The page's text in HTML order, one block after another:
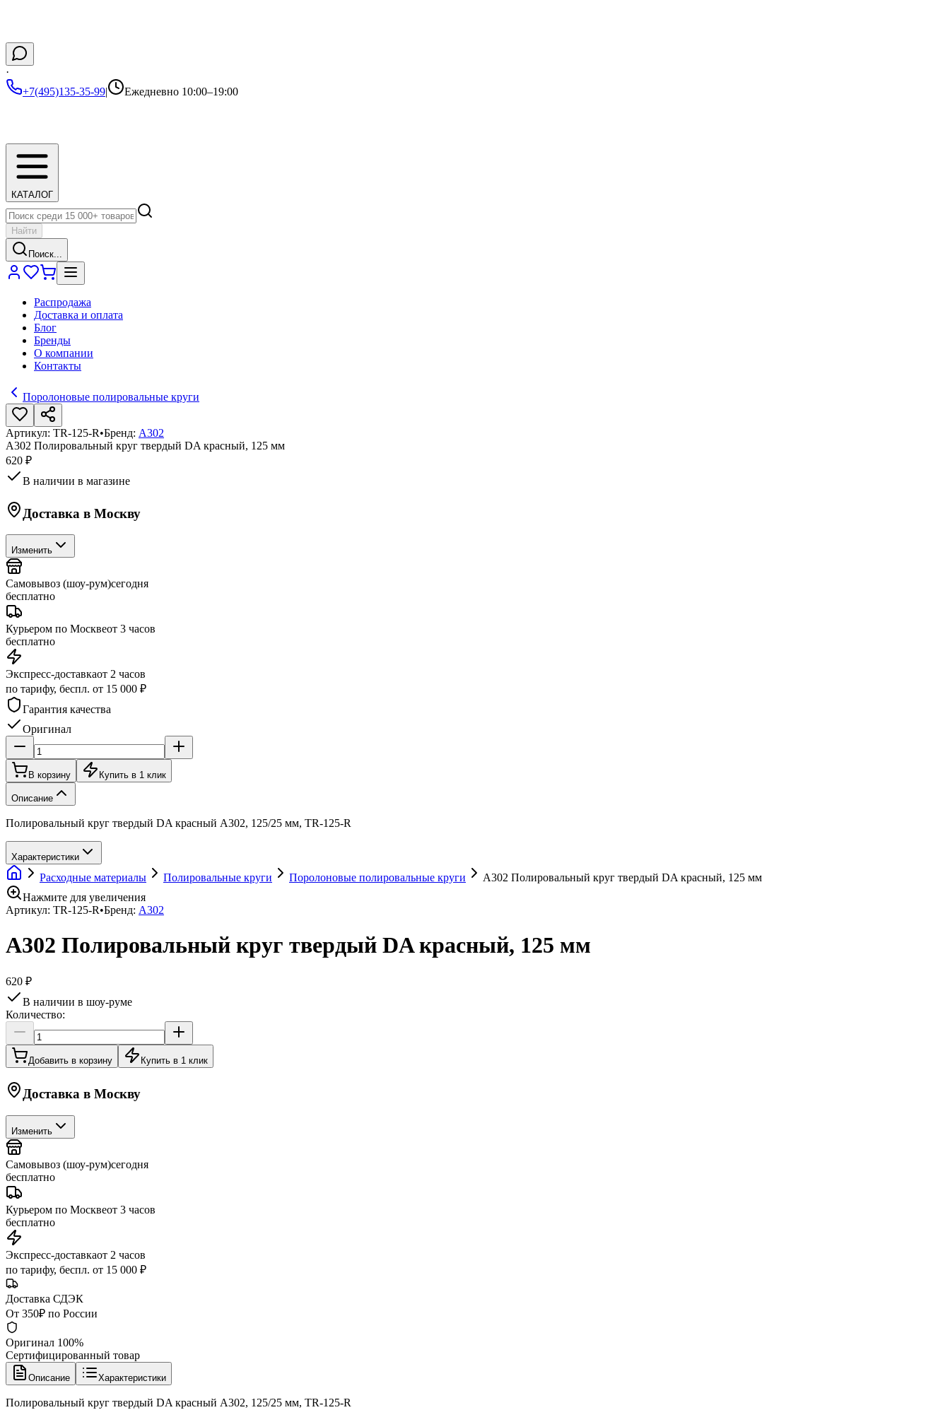
·
+7(495)135-35-99| Ежедневно 10:00–19:00
КАТАЛОГ
Найти
Поиск...
Распродажа
Доставка и оплата
Блог
Бренды
О компании
Контакты
Поролоновые полировальные круги
Артикул: TR-125-R•Бренд: A302
A302 Полировальный круг твердый DA красный, 125 мм
620 ₽
В наличии в магазине
Доставка в Москву
Изменить
Самовывоз (шоу-рум)сегодня
бесплатно
Курьером по Москвеот 3 часов
бесплатно
Экспресс-доставкаот 2 часов
по тарифу, беспл. от 15 000 ₽
Гарантия качества
Оригинал
В корзину Купить в 1 клик
Описание
Полировальный круг твердый DA красный A302, 125/25 мм, TR-125-R
Характеристики
Расходные материалы Полировальные круги Поролоновые полировальные круги
A302 Полировальный круг твердый DA красный, 125 мм
Нажмите для увеличения
Артикул: TR-125-R•Бренд: A302
A302 Полировальный круг твердый DA красный, 125 мм
620 ₽
В наличии в шоу-руме
Количество:
Добавить в корзину Купить в 1 клик
Доставка в Москву
Изменить
Самовывоз (шоу-рум)сегодня
бесплатно
Курьером по Москвеот 3 часов
бесплатно
Экспресс-доставкаот 2 часов
по тарифу, беспл. от 15 000 ₽
Доставка СДЭК
От 350₽ по России
Оригинал 100%
Сертифицированный товар
Описание Характеристики
Полировальный круг твердый DA красный A302, 125/25 мм, TR-125-R